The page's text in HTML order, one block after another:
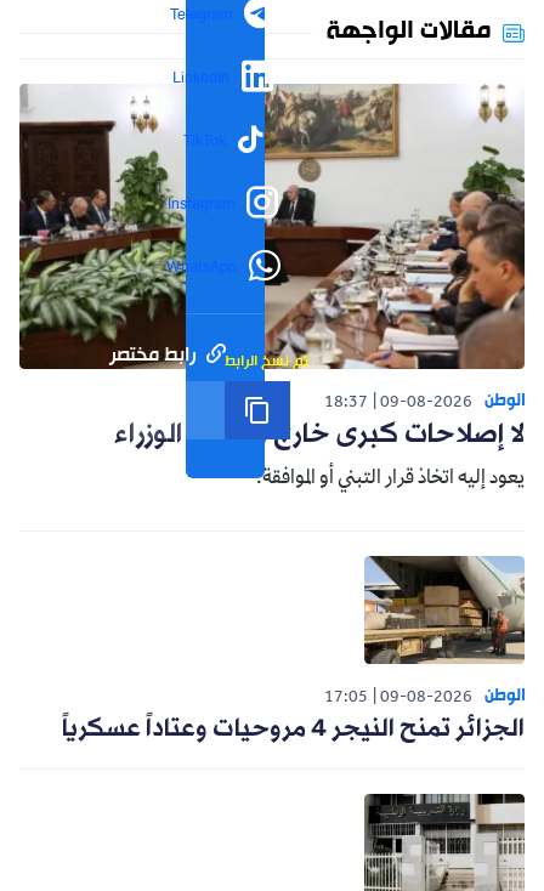
Telegram
LinkedIn
TikTok
Instagram
WhatsApp
رابط مختصر تم نسخ الرابط
مقالات الواجهة
الوطن 09-08-2026
18:37
لا إصلاحات كبرى خارج مجلس الوزراء
يعود إليه اتخاذ قرار التبني أو الموافقة.
الوطن 09-08-2026
17:05
الجزائر تمنح النيجر 4 مروحيات وعتاداً عسكرياً